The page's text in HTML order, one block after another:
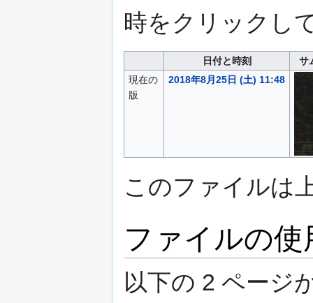
時をクリックし
日付と時刻
サ
現在の
版
2018年8月25日 (土) 11:48
このファイルは
ファイルの使
以下の​ 2 ページ